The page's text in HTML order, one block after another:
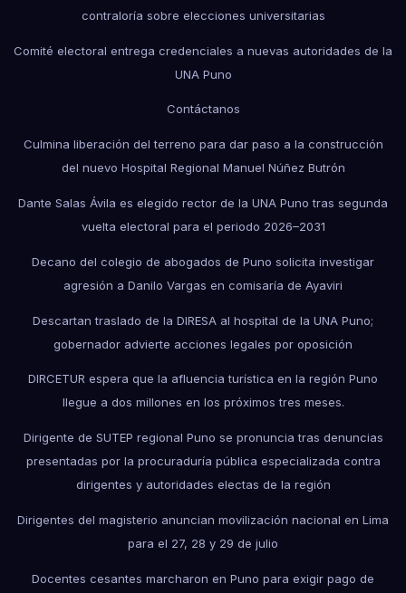
contraloría sobre elecciones universitarias
Comité electoral entrega credenciales a nuevas autoridades de la
UNA Puno
Contáctanos
Culmina liberación del terreno para dar paso a la construcción
del nuevo Hospital Regional Manuel Núñez Butrón
Dante Salas Ávila es elegido rector de la UNA Puno tras segunda
vuelta electoral para el periodo 2026–2031
Decano del colegio de abogados de Puno solicita investigar
agresión a Danilo Vargas en comisaría de Ayaviri
Descartan traslado de la DIRESA al hospital de la UNA Puno;
gobernador advierte acciones legales por oposición
DIRCETUR espera que la afluencia turística en la región Puno
llegue a dos millones en los próximos tres meses.
Dirigente de SUTEP regional Puno se pronuncia tras denuncias
presentadas por la procuraduría pública especializada contra
dirigentes y autoridades electas de la región
Dirigentes del magisterio anuncian movilización nacional en Lima
para el 27, 28 y 29 de julio
Docentes cesantes marcharon en Puno para exigir pago de